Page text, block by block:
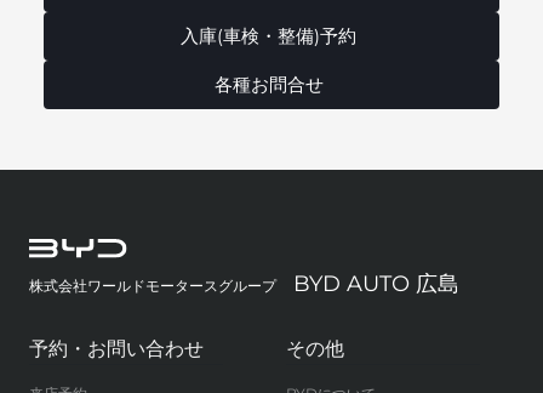
入庫(車検・整備)予約
各種お問合せ
株式会社ワールドモータースグループ BYD AUTO 広島
予約・お問い合わせ その他